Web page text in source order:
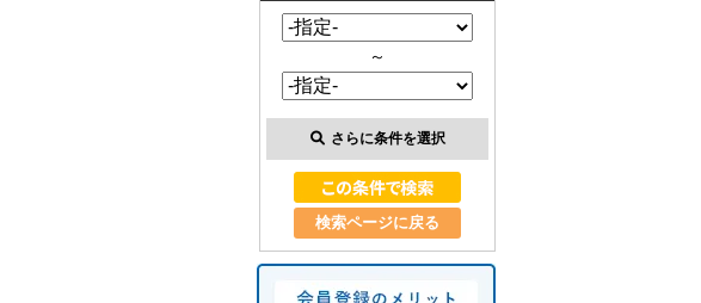
～
さらに条件を選択
検索ページに戻る